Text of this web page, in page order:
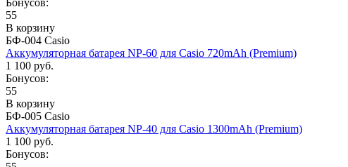
55
В корзину
БФ-004 Casio
Аккумуляторная батарея NP-60 для Casio 720mAh (Premium)
1 100 руб.
Бонусов:
55
В корзину
БФ-005 Casio
Аккумуляторная батарея NP-40 для Casio 1300mAh (Premium)
1 100 руб.
Бонусов: